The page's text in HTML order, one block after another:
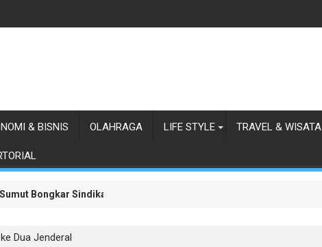
& BISNIS OLAHRAGA LIFE STYLE TRAVEL & WISATA
Bongkar Sindikat Scamming Internasional di Apartemen Medan
Jagung Lapas Labuhan Ruku
Dua Jenderal